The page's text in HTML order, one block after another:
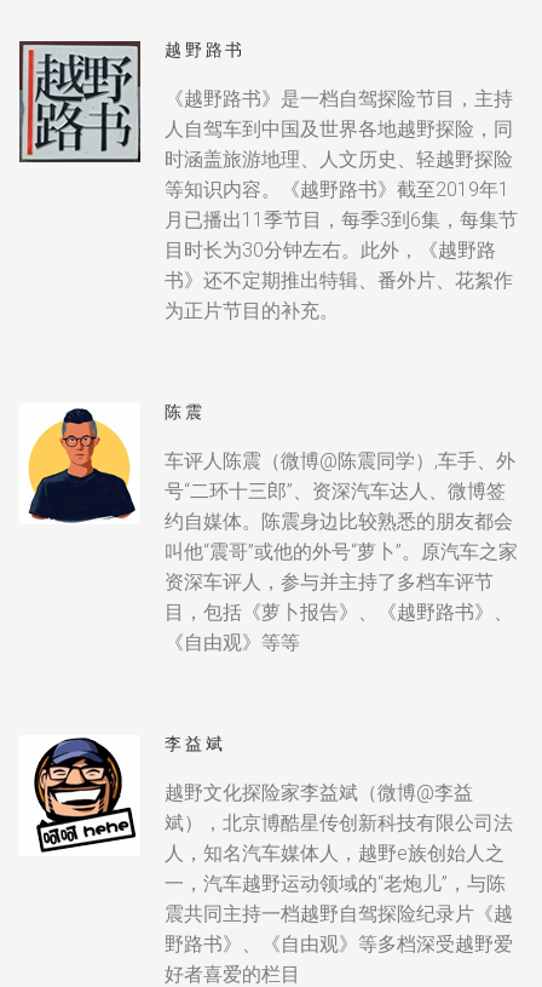
越野路书
《越野路书》是一档自驾探险节目，主持
人自驾车到中国及世界各地越野探险，同
时涵盖旅游地理、人文历史、轻越野探险
等知识内容。《越野路书》截至2019年1
月已播出11季节目，每季3到6集，每集节
目时长为30分钟左右。此外，《越野路
书》还不定期推出特辑、番外片、花絮作
为正片节目的补充。
陈震
车评人陈震（微博@陈震同学）,车手、外
号“二环十三郎”、资深汽车达人、微博签
约自媒体。陈震身边比较熟悉的朋友都会
叫他“震哥”或他的外号“萝卜”。原汽车之家
资深车评人，参与并主持了多档车评节
目，包括《萝卜报告》、《越野路书》、
《自由观》等等
李益斌
越野文化探险家李益斌（微博@李益
斌），北京博酷星传创新科技有限公司法
人，知名汽车媒体人，越野e族创始人之
一，汽车越野运动领域的“老炮儿”，与陈
震共同主持一档越野自驾探险纪录片《越
野路书》、《自由观》等多档深受越野爱
好者喜爱的栏目